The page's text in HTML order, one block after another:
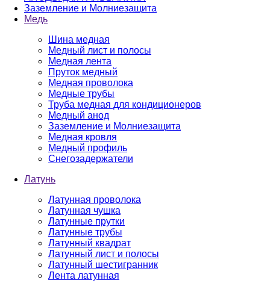
Заземление и Молниезащита
Медь
Шина медная
Медный лист и полосы
Медная лента
Пруток медный
Медная проволока
Медные трубы
Труба медная для кондиционеров
Медный анод
Заземление и Молниезащита
Медная кровля
Медный профиль
Снегозадержатели
Латунь
Латунная проволока
Латунная чушка
Латунные прутки
Латунные трубы
Латунный квадрат
Латунный лист и полосы
Латунный шестигранник
Лента латунная